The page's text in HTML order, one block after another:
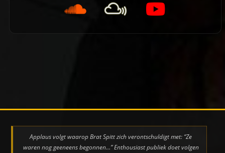
Applaus volgt waarop Brat Spitt zich verontschuldigt met: “Ze
waren nog geeneens begonnen…” Enthousiast publiek doet volgen